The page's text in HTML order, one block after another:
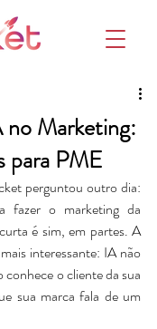
Marketing:
para PME
perguntou outro dia:
fazer o marketing da
é sim, em partes. A
interessante: IA não
conhece o cliente da sua
sua marca fala de um